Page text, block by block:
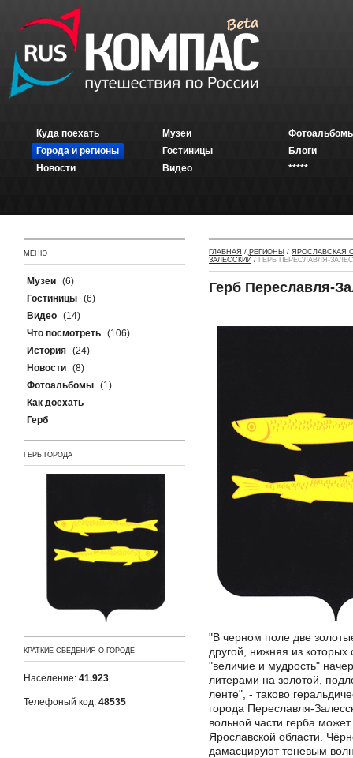
Куда поехать
Города и регионы
Новости
Музеи
Гостиницы
Видео
Блоги
*****
МЕНЮ
Музеи (6)
Гостиницы (6)
Видео (14)
Что посмотреть (106)
История (24)
Новости (8)
Фотоальбомы (1)
Как доехать
Герб
ГЕРБ ГОРОДА
КРАТКИЕ СВЕДЕНИЯ О ГОРОДЕ
Население: 41.923
Телефоный код: 48535
ГЛАВНАЯ / РЕГИОНЫ / ЯРОСЛАВСКАЯ
ЗАЛЕССКИЙ / ГЕРБ ПЕРЕСЛАВЛЯ-
Герб Переславля-
"В черном поле две
другой, нижняя из
"величие и мудрость"
литерами на золотой,
ленте", - таково
города Переславля-
вольной части герба
Ярославской области.
дамасцируют теневым